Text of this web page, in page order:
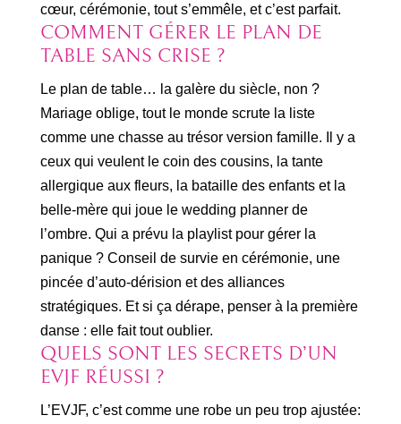
cœur, cérémonie, tout s’emmêle, et c’est parfait.
COMMENT GÉRER LE PLAN DE
TABLE SANS CRISE ?
Le plan de table… la galère du siècle, non ?
Mariage oblige, tout le monde scrute la liste
comme une chasse au trésor version famille. Il y a
ceux qui veulent le coin des cousins, la tante
allergique aux fleurs, la bataille des enfants et la
belle-mère qui joue le wedding planner de
l’ombre. Qui a prévu la playlist pour gérer la
panique ? Conseil de survie en cérémonie, une
pincée d’auto-dérision et des alliances
stratégiques. Et si ça dérape, penser à la première
danse : elle fait tout oublier.
QUELS SONT LES SECRETS D’UN
EVJF RÉUSSI ?
L’EVJF, c’est comme une robe un peu trop ajustée: